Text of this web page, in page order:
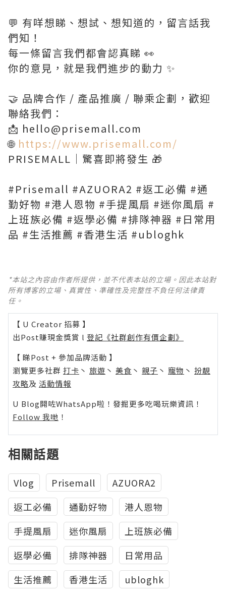
💬 有咩想睇、想試、想知道的，留言話我
們知！
每一條留言我們都會認真睇 👀
你的意見，就是我們進步的動力 ✨
🤝 品牌合作 / 產品推廣 / 聯乘企劃，歡迎
聯絡我們：
📩 hello@prisemall.com
🌐 https://www.prisemall.com/
PRISEMALL｜驚喜即將發生 🎁
#Prisemall #AZUORA2 #返工必備 #通
勤好物 #港人恩物 #手提風扇 #迷你風扇 #
上班族必備 #返學必備 #排隊神器 #日常用
品 #生活推薦 #香港生活 #ubloghk
*本站之內容由作者所提供，並不代表本站的立場。因此本站對
所有博客的立場、真實性、準確性及完整性不負任何法律責
任。
【 U Creator 招募 】
出Post賺現金獎賞 l 登記《社群創作有價企劃》
【 睇Post + 參加品牌活動 】
瀏覽更多社群 打卡 丶 旅遊 丶 美食 丶 親子 丶 寵物 丶 扮靚
攻略及 活動情報
U Blog開咗WhatsApp啦！發掘更多吃喝玩樂資訊！
Follow 我哋 ！
相關話題
Vlog Prisemall
AZUORA2
返工必備
通勤好物
港人恩物
手提風扇
迷你風扇
上班族必備
返學必備
排隊神器
日常用品
生活推薦
香港生活 ubloghk